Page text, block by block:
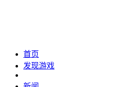
首页
发现游戏